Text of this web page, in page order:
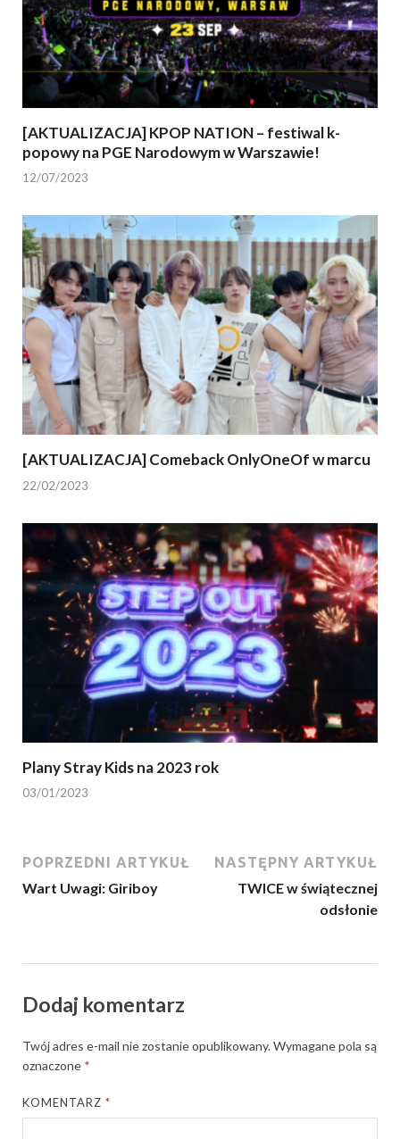
[AKTUALIZACJA] KPOP NATION – festiwal k-
popowy na PGE Narodowym w Warszawie!
12/07/2023
[AKTUALIZACJA] Comeback OnlyOneOf w marcu
22/02/2023
Plany Stray Kids na 2023 rok
03/01/2023
POPRZEDNI ARTYKUŁ
Wart Uwagi: Giriboy
NASTĘPNY ARTYKUŁ
TWICE w świątecznej
odsłonie
Dodaj komentarz
Twój adres e-mail nie zostanie opublikowany.Wymagane pola są
oznaczone *
KOMENTARZ*